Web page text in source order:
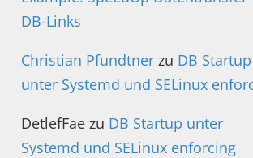
DB-Links
Christian Pfundtner zu DB Startup
unter Systemd und SELinux
DetlefFae zu DB Startup unter
Systemd und SELinux enforcing